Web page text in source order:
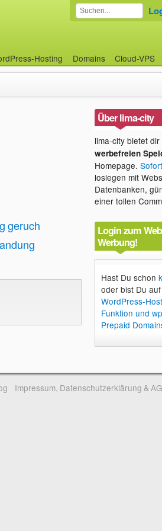
Hosting Domains Cloud-VPS
geruch
Über lima-city
lima-city bietet dir
werbefreien
Homepage.
loslegen mit
Datenbanken,
einer tollen
Login zum
Werbung!
Hast Du schon
oder bist Du
WordPress-
Funktion und
Prepaid
Impressum, Datenschutzerklärung &